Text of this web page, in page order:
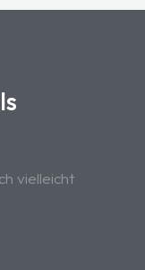
vielleicht